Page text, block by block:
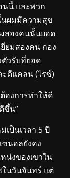
นนี้ และพวก
นผมมีความสุข
สองคนนั้นยอด
ยมสองคน กอง
วรับที่ยอด
ะดีแคลน (ไรซ์)
องการทำให้ดี
ขึ้น”
ป็นเวลา 5 ปี
ซนอลยังคง
น่งของเขาใน
ในวันจันทร์ แต่